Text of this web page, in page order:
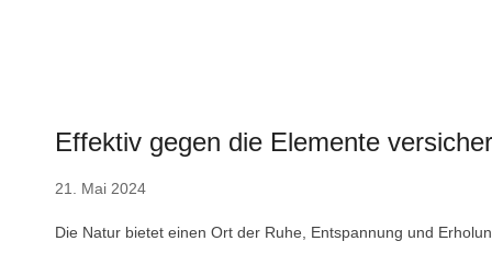
Effektiv gegen die Elemente
21. Mai 2024
Die Natur bietet einen Ort der Ruhe, Entspannung und